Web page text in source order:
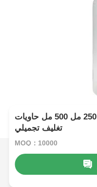
زجاجة لوشن تجميلي شفافة 250 مل 500 مل حاويات
تغليف تجميلي
MOQ：10000